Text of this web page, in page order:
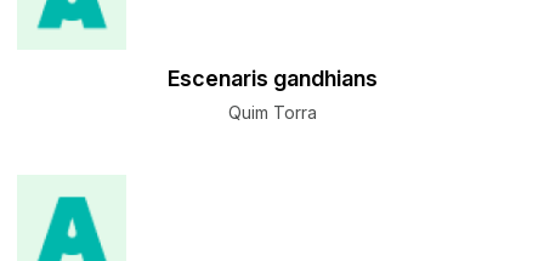
Escenaris gandhians
Quim Torra